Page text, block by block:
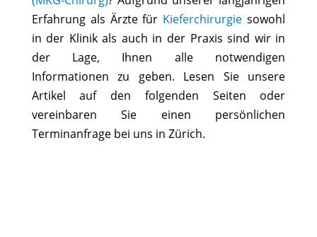
Erfahrung als Ärzte für Kieferchirurgie sowohl
in der Klinik als auch in der Praxis sind wir in
der Lage, Ihnen alle notwendigen
Informationen zu geben. Lesen Sie unsere
Artikel auf den folgenden Seiten oder
vereinbaren Sie einen persönlichen
Terminanfrage bei uns in Zürich.